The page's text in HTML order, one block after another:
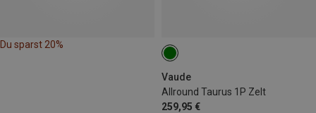
Du sparst 20%
Vaude
Allround Taurus 1P Zelt
259,95 €